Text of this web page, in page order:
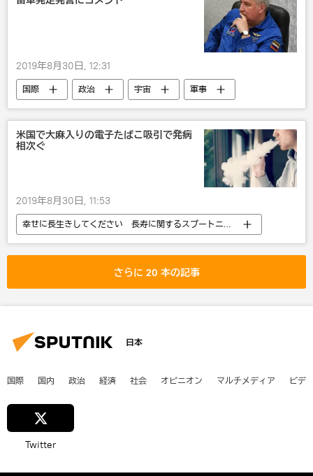
2019年8月30日, 12:31
国際 政治 宇宙
軍事
ロシア
米国
米国で大麻入りの電子たばこ吸引で発病
相次ぐ
2019年8月30日, 11:53
幸せに長生きしてください 長寿に関するスプートニクの記事
米国
国際 社会 健康
さらに 20 本の記事
日本
国際 国内 政治 経済 社会 オピニオン マルチメディア ビデ
Twitter